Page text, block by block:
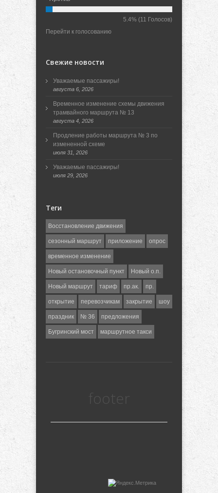
5.4% (11 Голосов)
Перейти к голосованию
Свежие новости
Уважаемые пассажиры!
августа 6, 2026
Временное изменение схемы движения
трамвайного маршрута № 13
августа 4, 2026
Продление работы маршрута № 3 по
измененной схеме
июля 31, 2026
Уважаемые пассажиры!
июля 29, 2026
Теги
Восстановление движения
сезонный маршрут приложение опрос
временное изменение
Новый остановочный пункт Новый о.п.
Новый маршрут тариф пр.ак. пр.
открытие перевозчикам закрытие шоу
праздник № 36 предложения
Бугринский мост маршрутное такси
footer